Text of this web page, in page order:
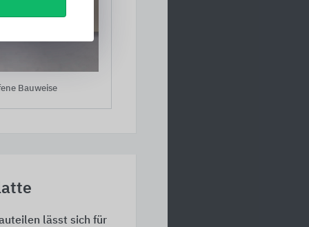
Bauweise
lässt sich für